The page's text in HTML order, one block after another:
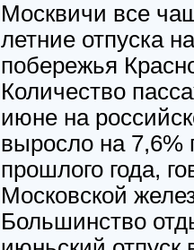
Москвичи все
летние отпуска
побережья
Количество
июне на
выросло на
прошлого года,
Московской
Большинство